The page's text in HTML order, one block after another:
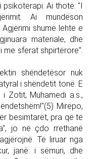
Ai thotë: "I
Ai mundëson
shumë lehtë e
materiale, dhe
sferat shpirtërore".
shëndetësor nuk
i shëndetit tonë. E
Zotit, Muhamedi a.s.,
Mirëpo,
besimtarët, pra që të
jo në çdo rrethanë
Të liruar nga
janë: i sëmuri, dhe